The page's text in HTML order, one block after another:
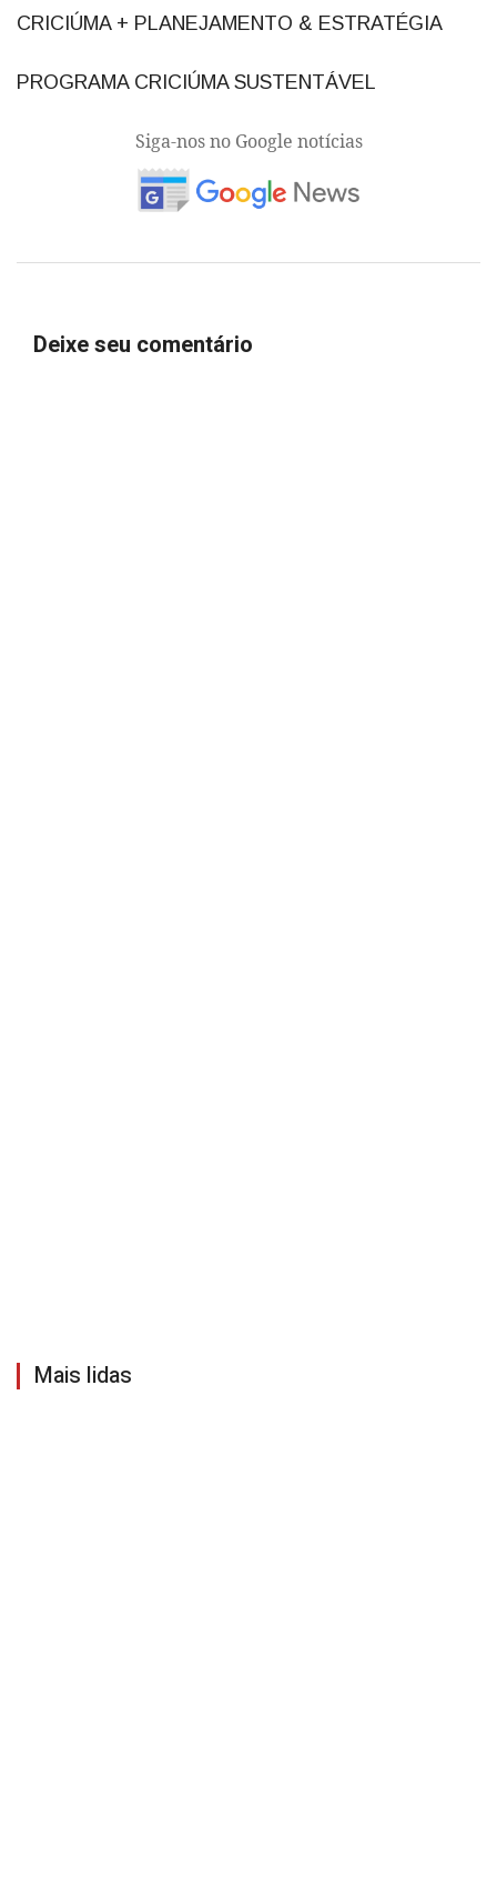
CRICIÚMA + PLANEJAMENTO & ESTRATÉGIA
PROGRAMA CRICIÚMA SUSTENTÁVEL
Siga-nos no Google notícias
Deixe seu comentário
Mais lidas